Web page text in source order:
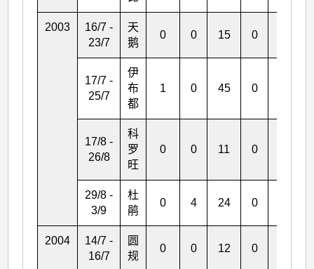
2003
16/7 -
23/7
天
鹅
0 0 15 0
17/7 -
25/7
伊
布
都
1 0 45 0
17/8 -
26/8
科
罗
旺
0 0 11 0
29/8 -
3/9
杜
鹃
0 4 24 0
2004
14/7 -
16/7
圆
规
0 0 12 0